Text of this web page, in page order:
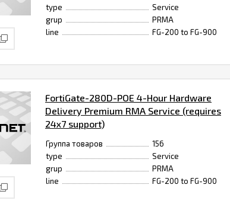
type
Service
grup
PRMA
line
FG-200 to FG-900
FortiGate-280D-POE 4-Hour Hardware
Delivery Premium RMA Service (requires
24x7 support)
Группа товаров
156
type
Service
grup
PRMA
line
FG-200 to FG-900